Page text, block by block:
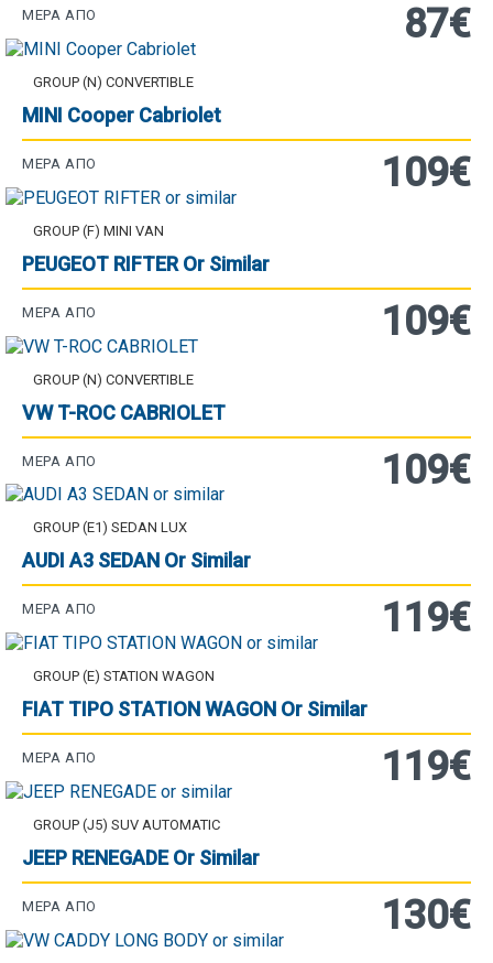
ΜΈΡΑ ΑΠΌ 87€
GROUP (N) CONVERTIBLE
MINI Cooper Cabriolet
ΜΈΡΑ ΑΠΌ 109€
GROUP (F) MINI VAN
PEUGEOT RIFTER Or Similar
ΜΈΡΑ ΑΠΌ 109€
GROUP (N) CONVERTIBLE
VW T-ROC CABRIOLET
ΜΈΡΑ ΑΠΌ 109€
GROUP (E1) SEDAN LUX
AUDI A3 SEDAN Or Similar
ΜΈΡΑ ΑΠΌ 119€
GROUP (E) STATION WAGON
FIAT TIPO STATION WAGON Or Similar
ΜΈΡΑ ΑΠΌ 119€
GROUP (J5) SUV AUTOMATIC
JEEP RENEGADE Or Similar
ΜΈΡΑ ΑΠΌ 130€